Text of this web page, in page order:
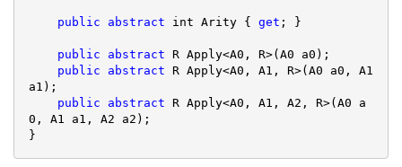
public abstract int Arity { get ; }
public abstract R Apply<A0, R>(A0 a0);
public
abstract R Apply<A0, A1, R>(A0 a0, A1
a1);
public
abstract R Apply<A0, A1, A2, R>(A0 a
0, A1 a1, A2 a2);